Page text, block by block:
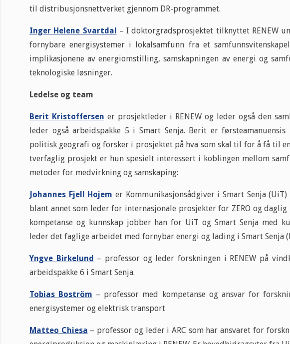
til distribusjonsnettverket gjennom DR-programmet.
Inger Helene Svartdal – I doktorgradsprosjektet tilknyttet RENEW
fornybare energisystemer i lokalsamfunn fra et
implikasjonene av energiomstilling, samskapningen av energi og
teknologiske løsninger.
Ledelse og team
Berit Kristoffersen er prosjektleder i RENEW og leder også den
leder også arbeidspakke 5 i Smart Senja. Berit er
politisk geografi og forsker i prosjektet på hva som skal til for å få til
tverfaglig prosjekt er hun spesielt interessert i koblingen mellom
metoder for medvirkning og samskaping:
Johannes Fjell Hojem er Kommunikasjonsådgiver i Smart Senja
blant annet som leder for internasjonale prosjekter for ZERO og
kompetanse og kunnskap jobber han for UiT og Smart Senja med
leder det faglige arbeidet med fornybar energi og lading i Smart Senja
Yngve Birkelund – professor og leder forskningen i RENEW på
arbeidspakke 6 i Smart Senja.
Tobias Boström – professor med kompetanse og ansvar for
energisystemer og elektrisk transport
Matteo Chiesa – professor og leder i ARC som har ansvaret for